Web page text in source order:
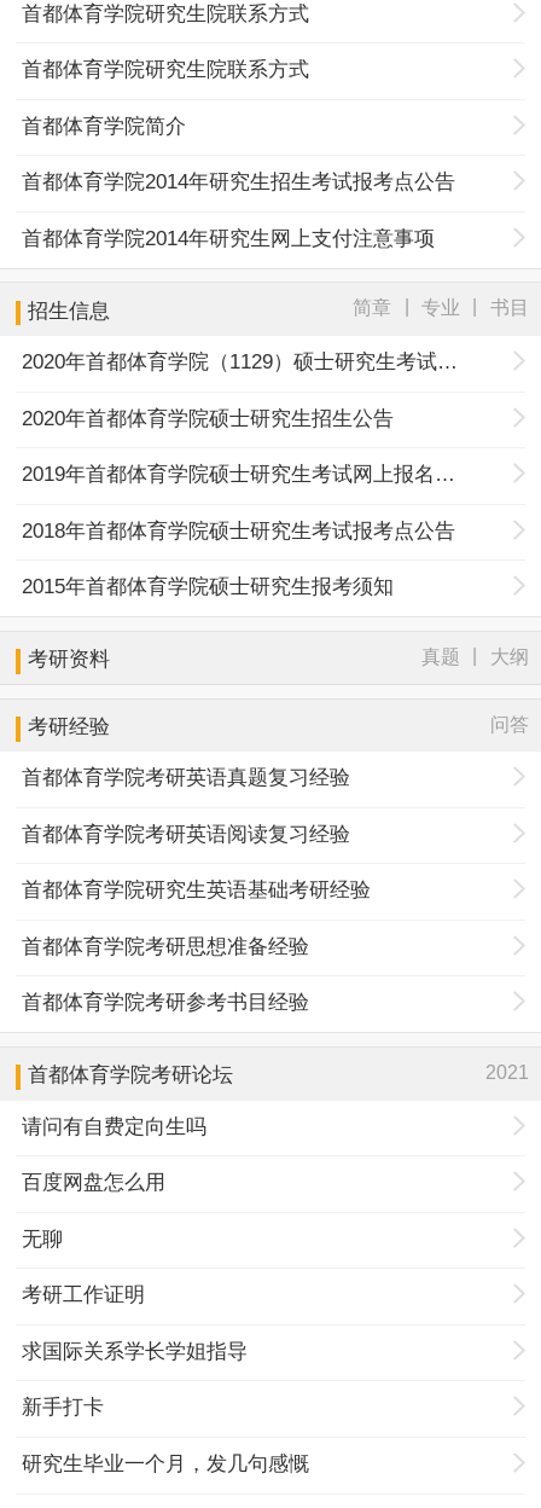
首都体育学院研究生院联系方式
首都体育学院研究生院联系方式
首都体育学院简介
首都体育学院2014年研究生招生考试报考点公告
首都体育学院2014年研究生网上支付注意事项
招生信息 简章 专业 书目
2020年首都体育学院（1129）硕士研究生考试网上报名报考点公告
2020年首都体育学院硕士研究生招生公告
2019年首都体育学院硕士研究生考试网上报名报考点公告
2018年首都体育学院硕士研究生考试报考点公告
2015年首都体育学院硕士研究生报考须知
考研资料 真题 大纲
考研经验 问答
首都体育学院考研英语真题复习经验
首都体育学院考研英语阅读复习经验
首都体育学院研究生英语基础考研经验
首都体育学院考研思想准备经验
首都体育学院考研参考书目经验
首都体育学院考研论坛 2021
请问有自费定向生吗
百度网盘怎么用
无聊
考研工作证明
求国际关系学长学姐指导
新手打卡
研究生毕业一个月，发几句感慨